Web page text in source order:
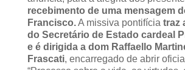
recebimento de uma mensagem
Francisco.A missiva pontifícia traz
do Secretário de Estado cardeal
e é dirigida a dom Raffaello
Frascati, encarregado de abrir